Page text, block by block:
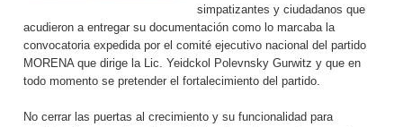
simpatizantes y ciudadanos que
acudieron a entregar su documentación como lo marcaba la
convocatoria expedida por el comité ejecutivo nacional del partido
MORENA que dirige la Lic. Yeidckol Polevnsky Gurwitz y que en
todo momento se pretender el fortalecimiento del partido.
No cerrar las puertas al crecimiento y su funcionalidad para